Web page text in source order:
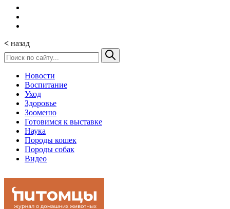
< назад
Новости
Воспитание
Уход
Здоровье
Зооменю
Готовимся к выставке
Наука
Породы кошек
Породы собак
Видео